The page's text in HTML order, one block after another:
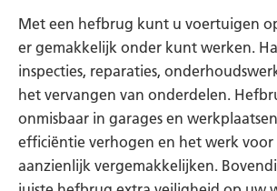
Met een hefbrug kunt u voertuigen
er gemakkelijk onder kunt werken.
inspecties, reparaties,
het vervangen van onderdelen.
onmisbaar in garages en
efficiëntie verhogen en het werk voor
aanzienlijk vergemakkelijken.